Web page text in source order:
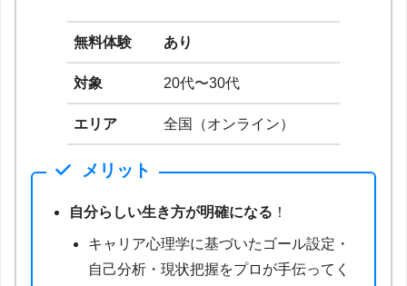
無料体験 あり
対象 20代〜30代
エリア 全国（オンライン）
メリット
自分らしい生き方が明確になる ！
キャリア心理学に基づいたゴール設定・
自己分析・現状把握をプロが手伝ってく